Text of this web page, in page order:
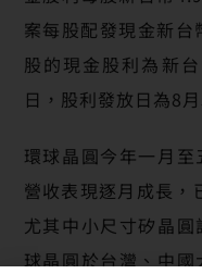
案每股配發現金新
股的現金股利為新
日，股利發放日為8月
環球晶圓今年一月至
營收表現逐月成長，
尤其中小尺寸矽晶
球晶圓於台灣、中